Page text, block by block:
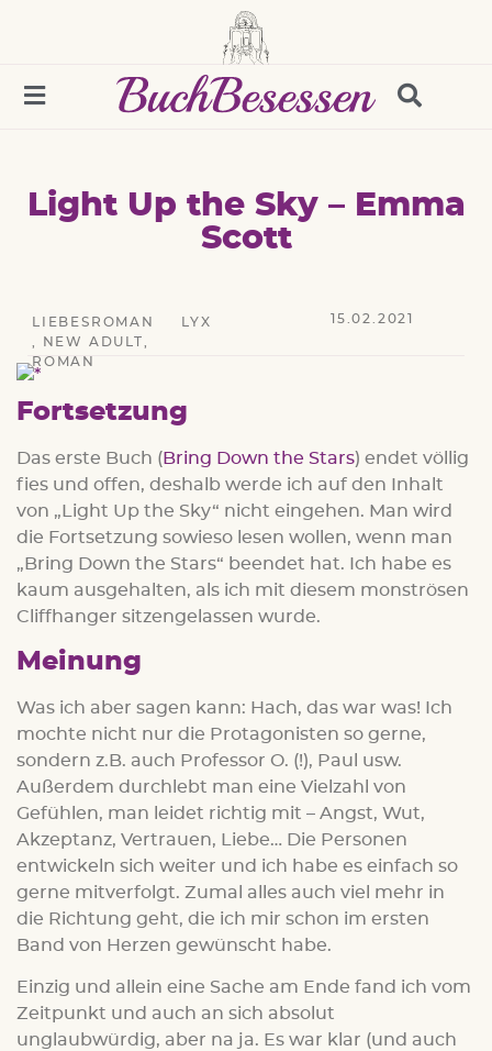
Light Up the Sky – Emma
Scott
LIEBESROMAN
NEW ADULT
ROMAN
LYX 15.02.2021
Fortsetzung
Das erste Buch ( Bring Down the Stars) endet völlig
fies und offen, deshalb werde ich auf den Inhalt
von „Light Up the Sky“ nicht eingehen. Man wird
die Fortsetzung sowieso lesen wollen, wenn man
„Bring Down the Stars“ beendet hat. Ich habe es
kaum ausgehalten, als ich mit diesem monströsen
Cliffhanger sitzengelassen wurde.
Meinung
Was ich aber sagen kann: Hach, das war was! Ich
mochte nicht nur die Protagonisten so gerne,
sondern z.B. auch Professor O. (!), Paul usw.
Außerdem durchlebt man eine Vielzahl von
Gefühlen, man leidet richtig mit – Angst, Wut,
Akzeptanz, Vertrauen, Liebe… Die Personen
entwickeln sich weiter und ich habe es einfach so
gerne mitverfolgt. Zumal alles auch viel mehr in
die Richtung geht, die ich mir schon im ersten
Band von Herzen gewünscht habe.
Einzig und allein eine Sache am Ende fand ich vom
Zeitpunkt und auch an sich absolut
unglaubwürdig, aber na ja. Es war klar (und auch